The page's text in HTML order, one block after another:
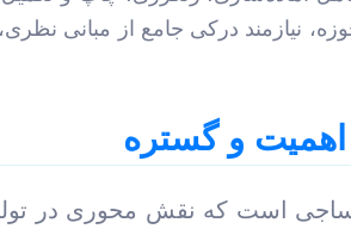
نیازمند درکی جامع از مبانی
و گستره
است که نقش محوری در